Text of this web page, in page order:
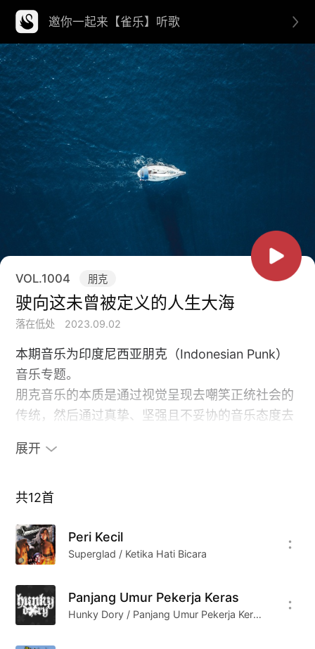
邀你一起来【雀乐】听歌
VOL.1004 朋克
驶向这未曾被定义的人生大海
落在低处 2023.09.02
本期音乐为印度尼西亚朋克（Indonesian Punk）
音乐专题。
朋克音乐的本质是通过视觉呈现去嘲笑正统社会的
传统，然后通过真挚、坚强且不妥协的音乐态度去
在印度尼西亚这片土地上，有着和全世界一样的年
求音乐艺术的表达中，然后用最本质的呐喊声冲破
乐让情绪得到释放，并把人生变得积极！
Cover From alessandro fisco
展开
共12首
Peri Kecil
Superglad / Ketika Hati Bicara
Panjang Umur Pekerja Keras
Hunky Dory / Panjang Umur Pekerja Keras